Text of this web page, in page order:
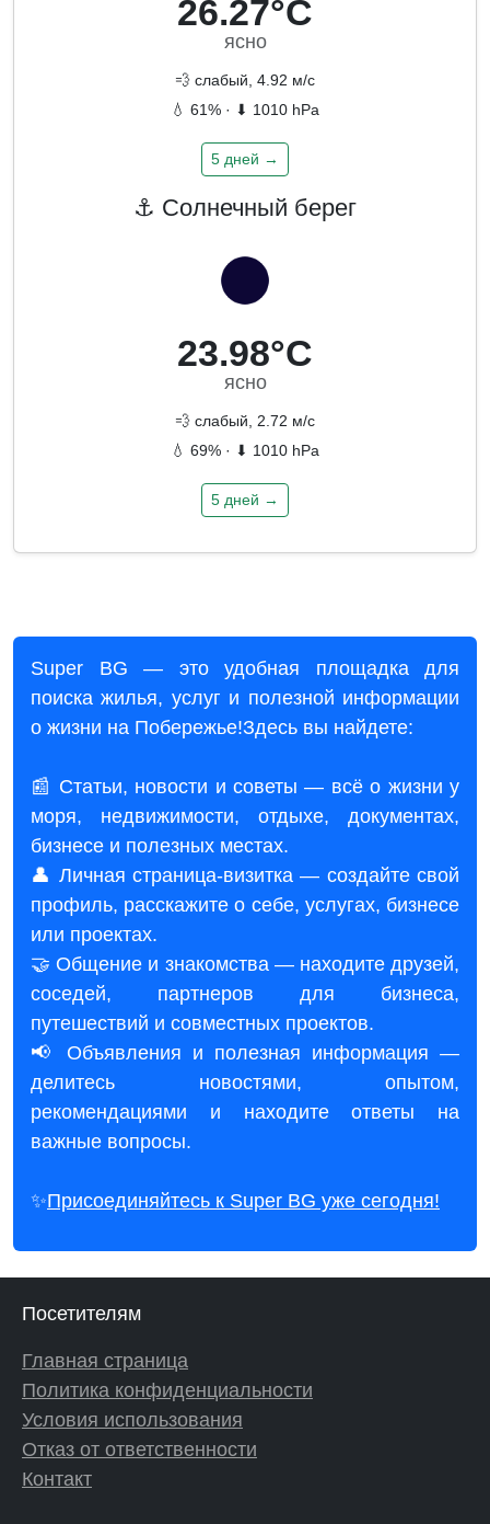
26.27°C
ясно
💨 слабый, 4.92 м/с
💧 61% · ⬇ 1010 hPa
5 дней →
⚓ Солнечный берег
23.98°C
ясно
💨 слабый, 2.72 м/с
💧 69% · ⬇ 1010 hPa
5 дней →
Super BG — это удобная площадка для
поиска жилья, услуг и полезной информации
о жизни на Побережье!Здесь вы найдете:
📰 Статьи, новости и советы — всё о жизни у
моря, недвижимости, отдыхе, документах,
бизнесе и полезных местах.
👤 Личная страница-визитка — создайте свой
профиль, расскажите о себе, услугах, бизнесе
или проектах.
🤝 Общение и знакомства — находите друзей,
соседей, партнеров для бизнеса,
путешествий и совместных проектов.
📢 Объявления и полезная информация —
делитесь новостями, опытом,
рекомендациями и находите ответы на
важные вопросы.
✨Присоединяйтесь к Super BG уже сегодня!
Посетителям
Главная страница
Политика конфиденциальности
Условия использования
Отказ от ответственности
Контакт